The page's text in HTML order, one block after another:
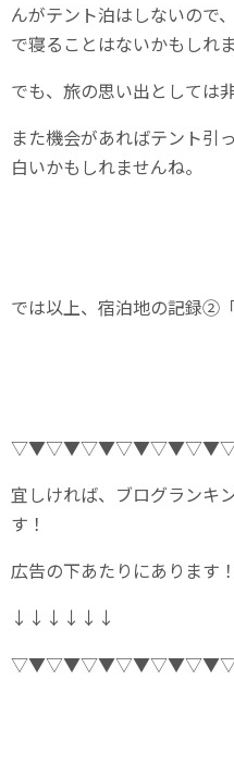
んがテント泊はしないので
で寝ることはないかもしれ
でも、旅の思い出としては
また機会があればテント引
白いかもしれませんね。
では以上、宿泊地の記録②
宜しければ、ブログランキ
す！
広告の下あたりにあります！
↓↓↓↓↓↓